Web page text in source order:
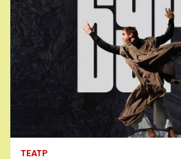
ТЕАТР